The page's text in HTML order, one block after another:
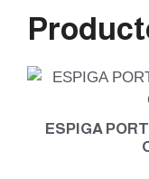
ESPIGA